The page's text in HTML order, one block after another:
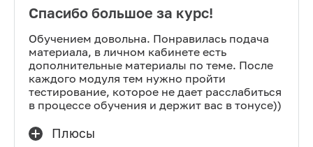
Спасибо большое за курс!
Обучением довольна. Понравилась подача
материала, в личном кабинете есть
дополнительные материалы по теме. После
каждого модуля тем нужно пройти
тестирование, которое не дает расслабиться
в процессе обучения и держит вас в тонусе))
Плюсы